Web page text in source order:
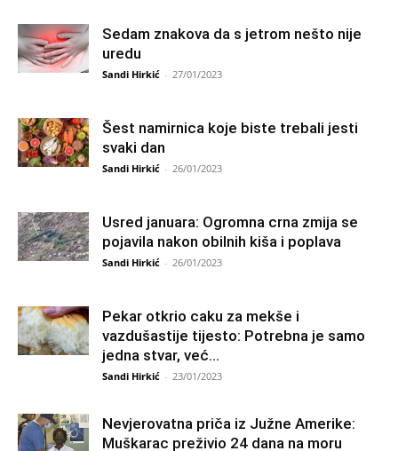
Sedam znakova da s jetrom nešto nije
uredu
Sandi Hirkić - 27/01/2023
Šest namirnica koje biste trebali jesti
svaki dan
Sandi Hirkić - 26/01/2023
Usred januara: Ogromna crna zmija se
pojavila nakon obilnih kiša i poplava
Sandi Hirkić - 26/01/2023
Pekar otkrio caku za mekše i
vazdušastije tijesto: Potrebna je samo
jedna stvar, već...
Sandi Hirkić - 23/01/2023
Nevjerovatna priča iz Južne Amerike:
Muškarac preživio 24 dana na moru